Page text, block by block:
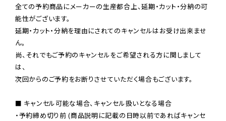
全ての予約商品にメーカーの生産都合上、延期・カット・分納の可
能性がございます。
延期・カット・分納を理由にされてのキャンセルはお受け出来ませ
ん。
尚、それでもご予約のキャンセルをご希望される方に関しまして
は、
次回からのご予約をお断りさせていただく場合もございます。
■ キャンセル可能な場合、キャンセル扱いとなる場合
・予約締め切り前 (商品説明に記載の日時以前であればキャンセ